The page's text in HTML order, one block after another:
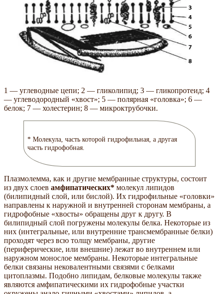
1 — углеводные цепи; 2 — гликолипид; 3 — гликопротеид; 4
— углеводородный «хвост»; 5 — полярная «головка»; 6 —
белок; 7 — холестерин; 8 — микроктрубочки.
* Молекула, часть которой гидрофильная, а другая
часть гидрофобная.
Плазмолемма, как и другие мембранные структуры, состоит
из двух слоев амфипатических* молекул липидов
(билипидный слой, или бислой). Их гидрофильные «головки»
направлены к наружной и внутренней сторонам мембраны, а
гидрофобные «хвосты» обращены друг к другу. В
билипидный слой погружены молекулы белка. Некоторые из
них (интегральные, или внутренние трансмембранные белки)
проходят через всю толщу мембраны, другие
(периферические, или внешние) лежат во внутреннем или
наружном монослое мембраны. Некоторые интегральные
белки связаны нековалентными связями с белками
цитоплазмы. Подобно липидам, белковые молекулы также
являются амфипатическими их гидрофобные участки